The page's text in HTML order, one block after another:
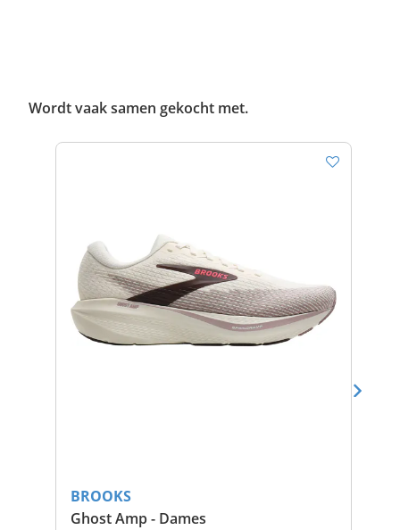
Wordt vaak samen gekocht met.
BROOKS
Ghost Amp - Dames